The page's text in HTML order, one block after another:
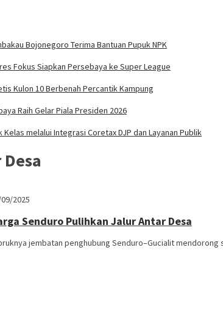
Bojonegoro Terima Bantuan Pupuk NPK
Fokus Siapkan Persebaya ke Super League
Kulon 10 Berbenah Percantik Kampung
Raih Gelar Piala Presiden 2026
Kelas melalui Integrasi Coretax DJP dan Layanan Publik
2025
Senduro Pulihkan Jalur Antar Desa
jembatan penghubung Senduro–Gucialit